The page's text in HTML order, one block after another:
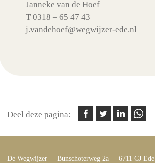
Janneke van de Hoef
T 0318 – 65 47 43
j.vandehoef@wegwijzer-ede.nl
Deel deze pagina:
De Wegwijzer Bunschoterweg 2a 6711 CJ Ede